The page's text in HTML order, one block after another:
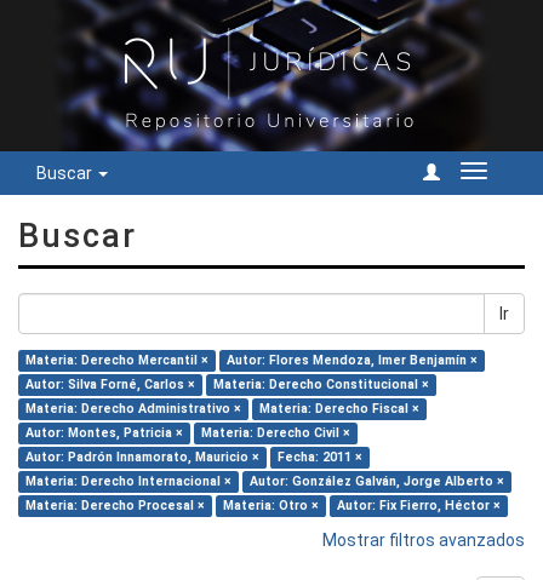
Buscar
Cambiar
Buscar
Ir
Materia: Derecho Mercantil ×
Autor: Flores Mendoza, Imer Benjamín ×
Autor: Silva Forné, Carlos ×
Materia: Derecho Constitucional ×
Materia: Derecho Administrativo ×
Materia: Derecho Fiscal ×
Autor: Montes, Patricia ×
Materia: Derecho Civil ×
Autor: Padrón Innamorato, Mauricio ×
Fecha: 2011 ×
Materia: Derecho Internacional ×
Autor: González Galván, Jorge Alberto ×
Materia: Derecho Procesal ×
Materia: Otro × Autor: Fix Fierro, Héctor ×
Mostrar filtros avanzados